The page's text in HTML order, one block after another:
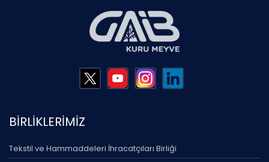
BİRLİKLERİMİZ
Tekstil ve Hammaddeleri İhracatçıları Birliği